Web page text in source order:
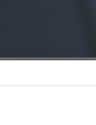
is daarmee